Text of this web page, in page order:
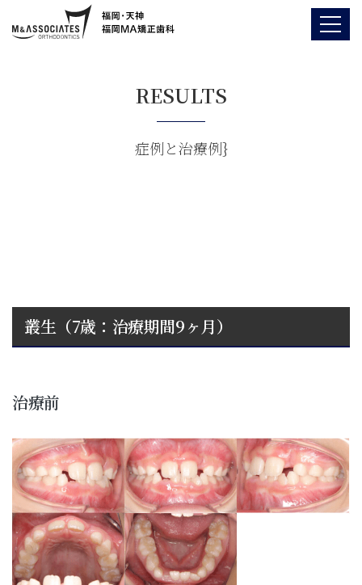
RESULTS
症例と治療例}
叢生（7歳：治療期間9ヶ月）
治療前